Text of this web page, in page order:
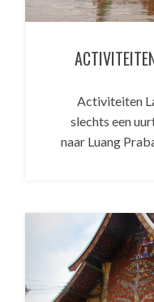
Activiteiten
slechts een
naar Luang